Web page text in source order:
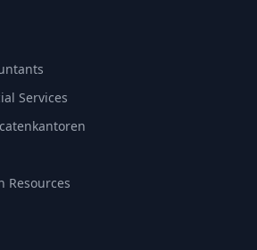
Services
Resources